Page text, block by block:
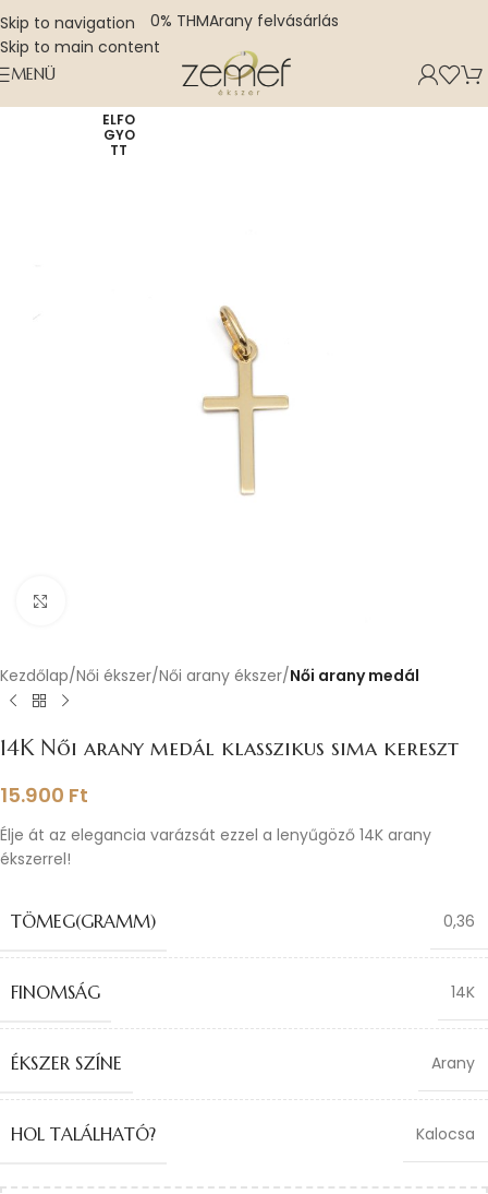
Skip to navigation
Skip to main content
0% THMArany felvásárlás
MENÜ
ELFO
GYO
TT
Kezdőlap Női ékszer Női arany ékszer Női arany medál
14K Női arany medál klasszikus sima kereszt
15.900 Ft
Élje át az elegancia varázsát ezzel a lenyűgöző 14K arany
ékszerrel!
TÖMEG(GRAMM) 0,36
FINOMSÁG 14K
ÉKSZER SZÍNE Arany
HOL TALÁLHATÓ? Kalocsa